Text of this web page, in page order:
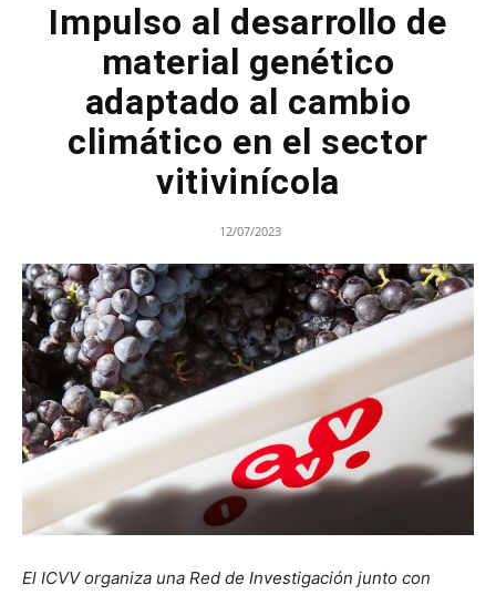
Impulso al desarrollo de
material genético
adaptado al cambio
climático en el sector
vitivinícola
12/07/2023
El ICVV organiza una Red de Investigación junto con